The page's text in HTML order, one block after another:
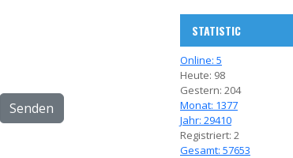
Senden
STATISTIC
Online: 5
Heute: 98
Gestern: 204
Monat: 1377
Jahr: 29410
Registriert: 2
Gesamt: 57653